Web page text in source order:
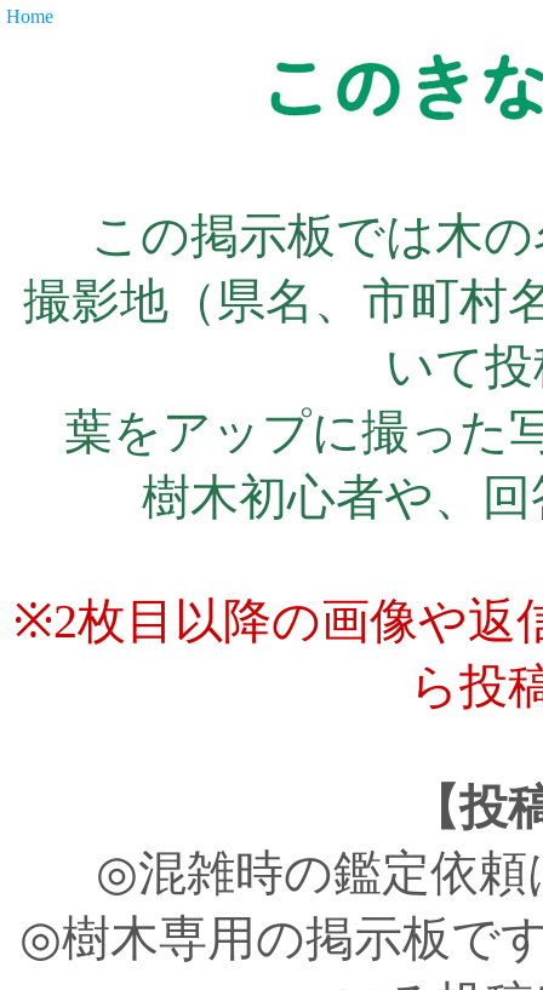
Home
この掲示板では木
撮影地（県名、市町村
いて
葉をアップに撮った
樹木初心者や、
※2枚目以降の画像や返
ら投
【投
◎混雑時の鑑定依頼
◎樹木専用の掲示板で